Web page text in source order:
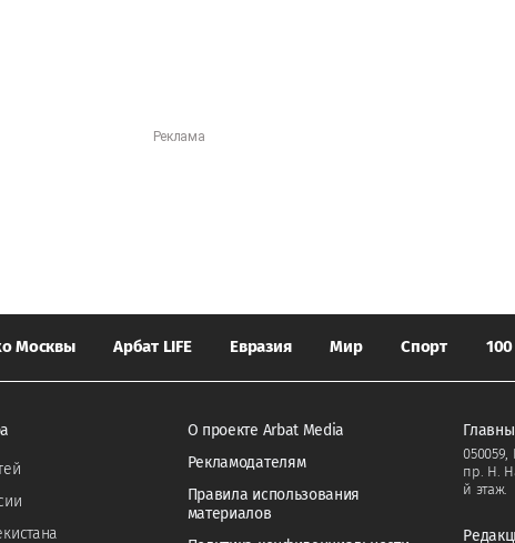
Москвы Арбат LIFE Евразия Мир Спорт
О проекте Arbat Media
Рекламодателям
Правила использования
материалов
050059,
пр. Н.
й этаж.